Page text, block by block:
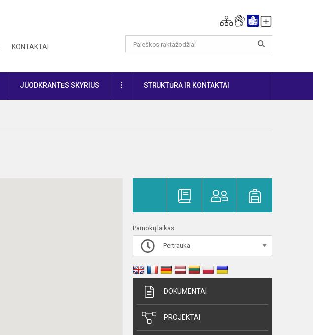
KONTAKTAI
JUODKRANTĖS SKYRIUS DAUGIAUSTRUKTŪRA IR KONTAKTAI
Pamokų laikas
Pertrauka
DOKUMENTAI
PROJEKTAI